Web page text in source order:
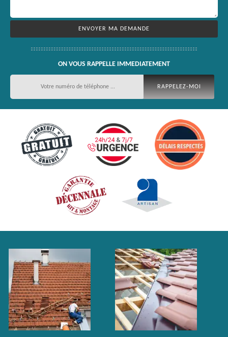
ON VOUS RAPPELLE IMMEDIATEMENT